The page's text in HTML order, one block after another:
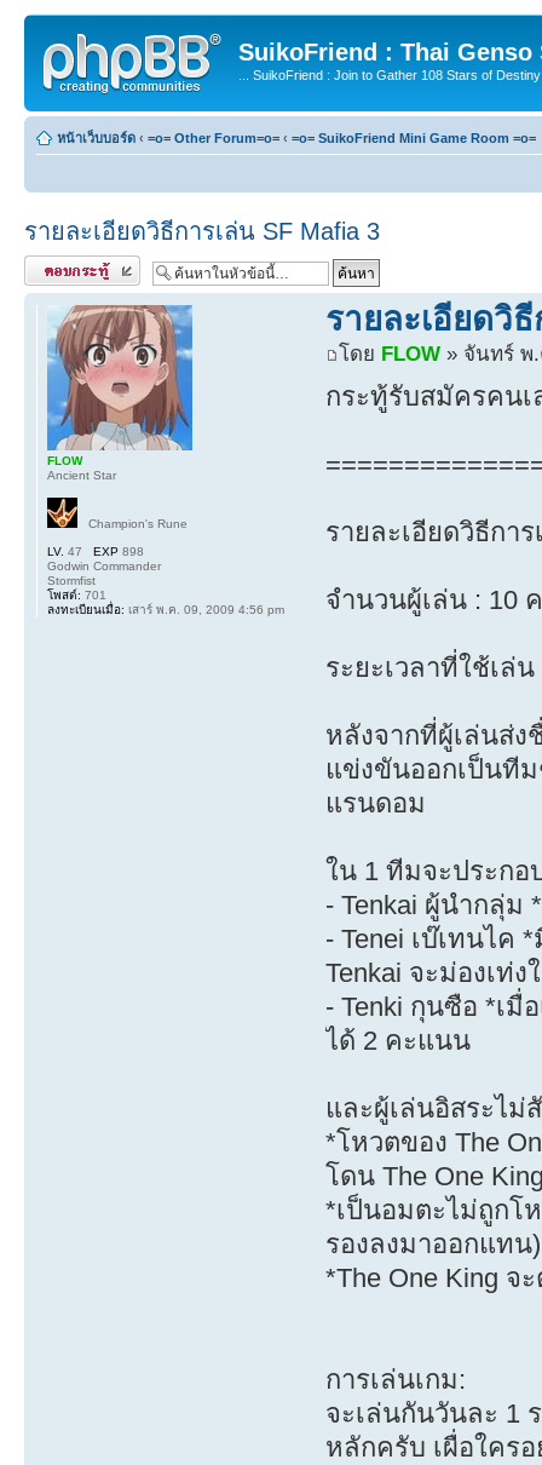
SuikoFriend : Thai Genso
... SuikoFriend : Join to Gather 108 Stars of
หน้าเว็บบอร์ด ‹ =o= Other Forum=o= ‹ =o= SuikoFriend Mini Game Room =o=
รายละเอียดวิธีการเล่น SF Mafia 3
ตอบกระทู้
รายละเอียดวิ
โดย FLOW » จันทร์ พ.
กระทู้รับสมัครคน
รายละเอียดวิธีการ
จำนวนผู้เล่น : 10
ระยะเวลาที่ใช้เล่
หลังจากที่ผู้เล่นส่ง
แข่งขันออกเป็นที
แรนดอม
ใน 1 ทีมจะประกอ
- Tenkai ผู้นำกลุ่
- Tenei เบ๊เทนไค
Tenkai จะม่องเท่
- Tenki กุนซือ *เมื่
ได้ 2 คะแนน
และผู้เล่นอิสระไม่
*โหวตของ The
โดน The One
*เป็นอมตะไม่ถูกโ
รองลงมาออกแทน)
*The One King จ
การเล่นเกม:
จะเล่นกันวันละ 1
หลักครับ เผื่อใคร
FLOW
Ancient Star
Champion's Rune
LV. 47 EXP 898
Godwin Commander
Stormfist
โพสต์: 701
ลงทะเบียนเมื่อ: เสาร์ พ.ค. 09, 2009 4:56 pm